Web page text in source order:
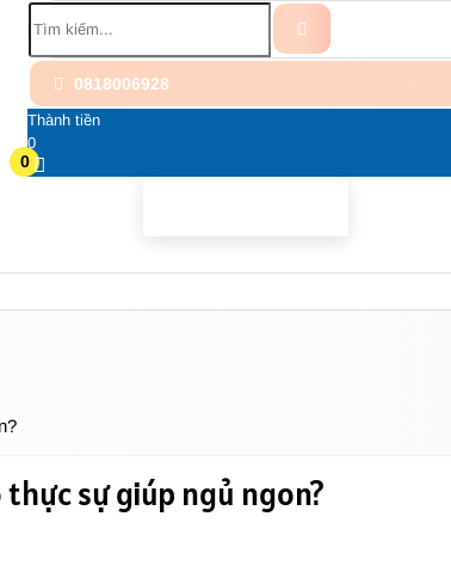
0818006928
Thành tiền
0
0
sự giúp ngủ ngon?